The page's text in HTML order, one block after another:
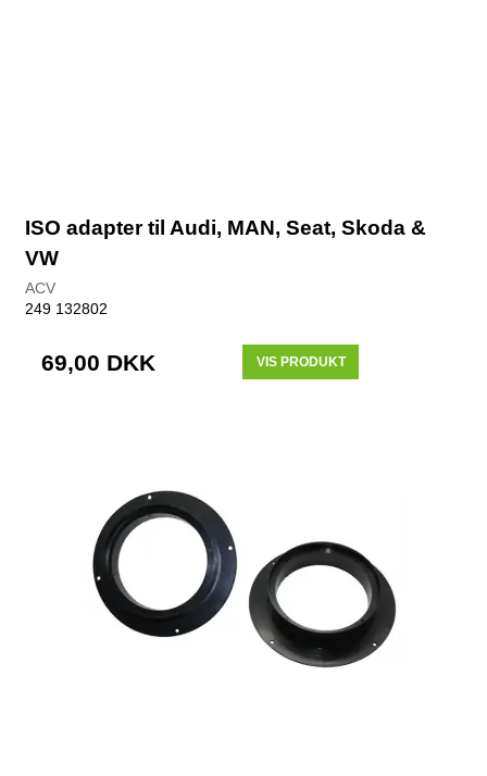
ISO adapter til Audi, MAN, Seat, Skoda &
VW
ACV
249 132802
69,00 DKK VIS PRODUKT